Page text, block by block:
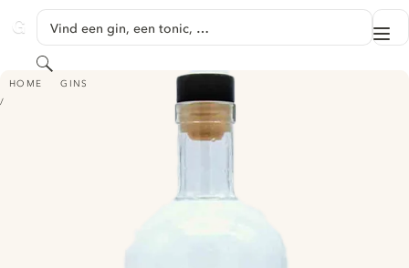
GINVENTORY
Vind een gin, een tonic, …
Zoeken
HOME GINS
GIN 100% ECOLÓGICA